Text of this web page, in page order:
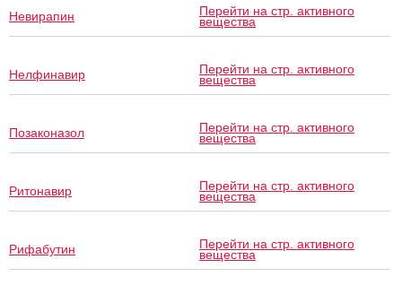
Невирапин Перейти на стр. активного
вещества
Нелфинавир Перейти на стр. активного
вещества
Позаконазол Перейти на стр. активного
вещества
Ритонавир Перейти на стр. активного
вещества
Рифабутин Перейти на стр. активного
вещества